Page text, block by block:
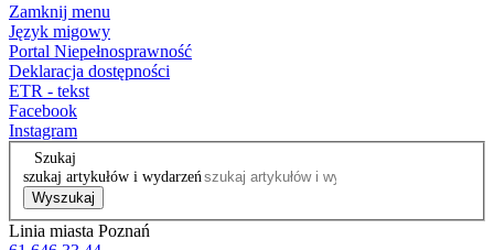
Zamknij menu
Język migowy
Portal Niepełnosprawność
Deklaracja dostępności
ETR - tekst
Facebook
Instagram
Szukaj
szukaj artykułów i wydarzeń
Wyszukaj
Linia miasta Poznań